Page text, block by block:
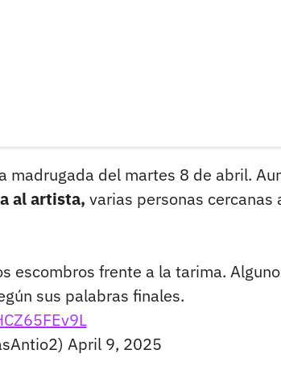
madrugada del martes 8 de abril.
al artista, varias personas cercanas
escombros frente a la tarima.
sus palabras finales.
April 9, 2025